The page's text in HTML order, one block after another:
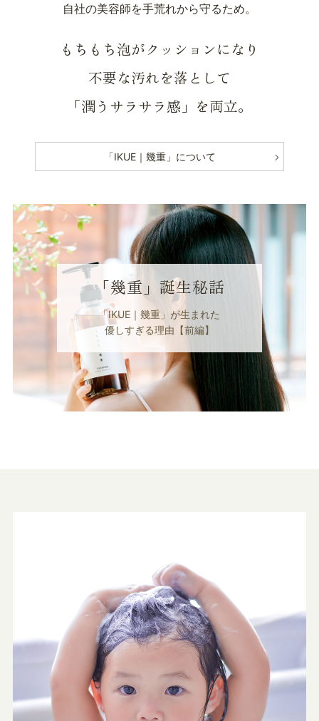
自社の美容師を手荒れから守るため。
もちもち泡がクッションになり
不要な汚れを落として
「潤うサラサラ感」を両立。
「IKUE｜幾重」について
「幾重」誕生秘話
「IKUE｜幾重」が生まれた
優しすぎる理由【前編】